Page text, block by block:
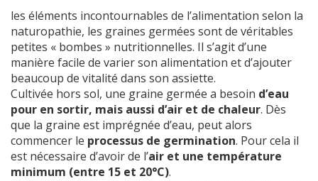
les éléments incontournables de l’alimentation selon la
naturopathie, les graines germées sont de véritables
petites « bombes » nutritionnelles. Il s’agit d’une
manière facile de varier son alimentation et d’ajouter
beaucoup de vitalité dans son assiette.
Cultivée hors sol, une graine germée a besoin d’eau
pour en sortir, mais aussi d’air et de chaleur. Dès
que la graine est imprégnée d’eau, peut alors
commencer le processus de germination. Pour cela il
est nécessaire d’avoir de l’air et une température
minimum (entre 15 et 20°C).